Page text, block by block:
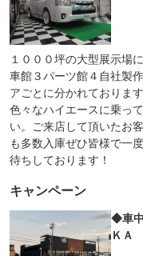
１０００坪の大型展示場
車館３パーツ館４自社製
アごとに分かれておりま
色々なハイエースに乗っ
い。ご来店して頂いたお
も多数入庫ぜひ皆様で一
待ちしております！
キャンペーン
◆車
ＫＡ